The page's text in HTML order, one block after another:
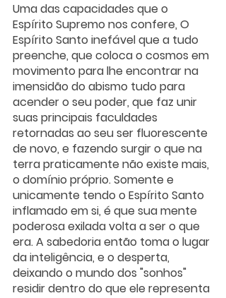
Uma das capacidades que o
Espírito Supremo nos confere, O
Espírito Santo inefável que a tudo
preenche, que coloca o cosmos em
movimento para lhe encontrar na
imensidão do abismo tudo para
acender o seu poder, que faz unir
suas principais faculdades
retornadas ao seu ser fluorescente
de novo, e fazendo surgir o que na
terra praticamente não existe mais,
o domínio próprio. Somente e
unicamente tendo o Espírito Santo
inflamado em si, é que sua mente
poderosa exilada volta a ser o que
era. A sabedoria então toma o lugar
da inteligência, e o desperta,
deixando o mundo dos "sonhos"
residir dentro do que ele representa